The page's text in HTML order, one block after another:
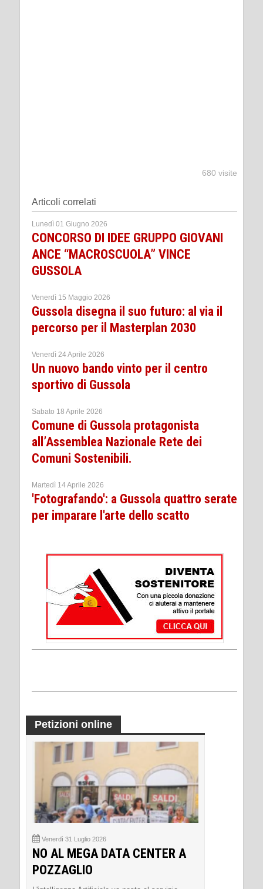
680 visite
Articoli correlati
Lunedì 01 Giugno 2026
CONCORSO DI IDEE GRUPPO GIOVANI
ANCE “MACROSCUOLA” VINCE
GUSSOLA
Venerdì 15 Maggio 2026
Gussola disegna il suo futuro: al via il
percorso per il Masterplan 2030
Venerdì 24 Aprile 2026
Un nuovo bando vinto per il centro
sportivo di Gussola
Sabato 18 Aprile 2026
Comune di Gussola protagonista
all’Assemblea Nazionale Rete dei
Comuni Sostenibili.
Martedì 14 Aprile 2026
'Fotografando': a Gussola quattro serate
per imparare l'arte dello scatto
Petizioni online
Venerdì 31 Luglio 2026
NO AL MEGA DATA CENTER A
POZZAGLIO